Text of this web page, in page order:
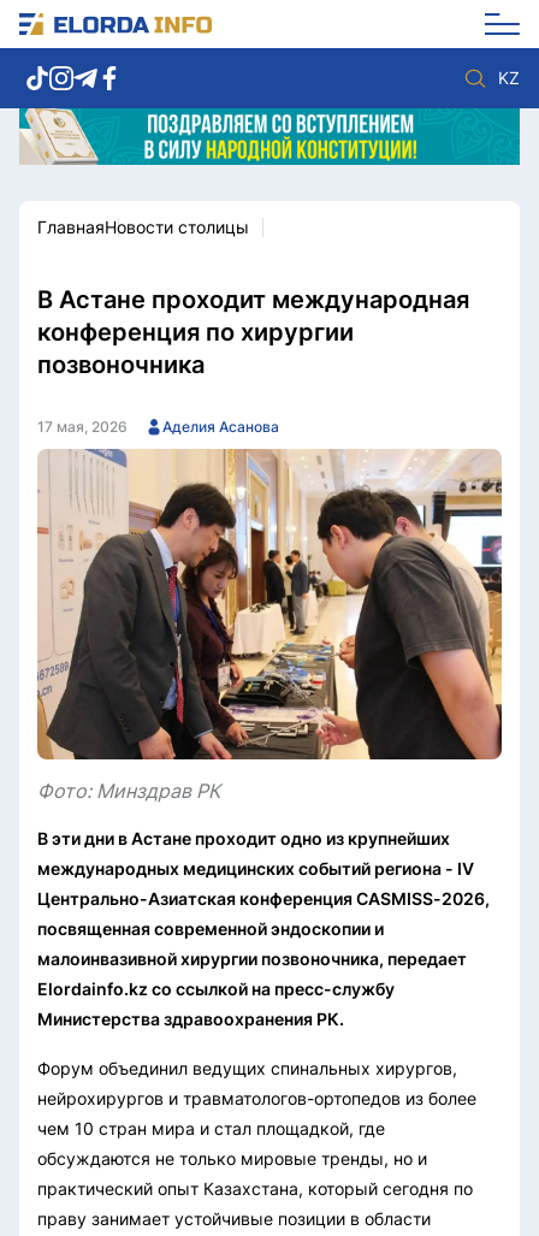
KZ
Новости столицы
Политика
Спорт
Культура
Мнение
Видео
Мир
Послание
ГлавнаяНовости столицы
В Астане проходит международная
конференция по хирургии
позвоночника
17 мая, 2026 Аделия Асанова
Фото: Минздрав РК
В эти дни в Астане проходит одно из крупнейших
международных медицинских событий региона - IV
Центрально-Азиатская конференция CASMISS-2026,
посвященная современной эндоскопии и
малоинвазивной хирургии позвоночника, передает
Elordainfo.kz со ссылкой на пресс-службу
Министерства здравоохранения РК.
Форум объединил ведущих спинальных хирургов,
нейрохирургов и травматологов-ортопедов из более
чем 10 стран мира и стал площадкой, где
обсуждаются не только мировые тренды, но и
практический опыт Казахстана, который сегодня по
праву занимает устойчивые позиции в области